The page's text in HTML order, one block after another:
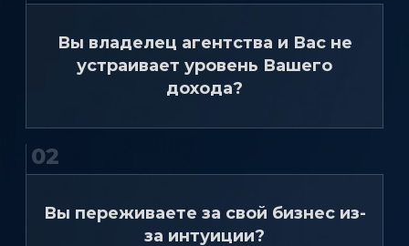
Вы владелец агентства и Вас не
устраивает уровень Вашего
дохода?
02
Вы переживаете за свой бизнес из-
за интуиции?